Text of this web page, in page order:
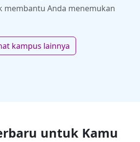
Anda menemukan
kampus lainnya
untuk Kamu